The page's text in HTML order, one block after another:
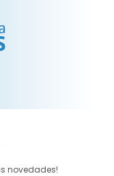
novedades!